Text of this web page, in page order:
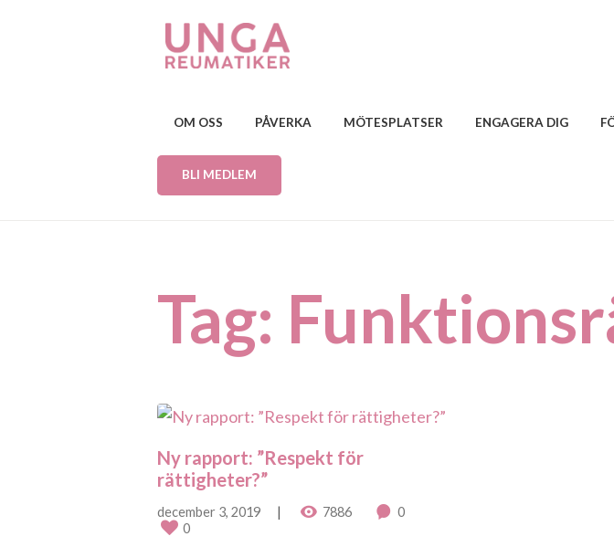
OM OSS PÅVERKA MÖTESPLATSER ENGAGERA DIG
BLI MEDLEM
Tag:
Ny rapport: ”Respekt för
rättigheter?”
december 3, 2019 7886
0
0